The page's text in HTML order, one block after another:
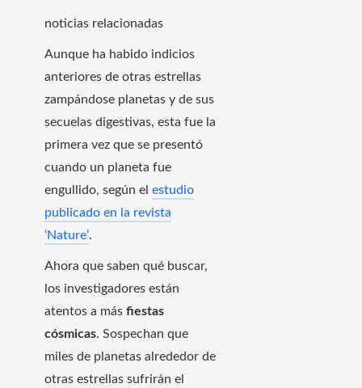
noticias relacionadas
Aunque ha habido indicios
anteriores de otras estrellas
zampándose planetas y de sus
secuelas digestivas, esta fue la
primera vez que se presentó
cuando un planeta fue
engullido, según el estudio
publicado en la revista
‘Nature’.
Ahora que saben qué buscar,
los investigadores están
atentos a más fiestas
cósmicas. Sospechan que
miles de planetas alrededor de
otras estrellas sufrirán el